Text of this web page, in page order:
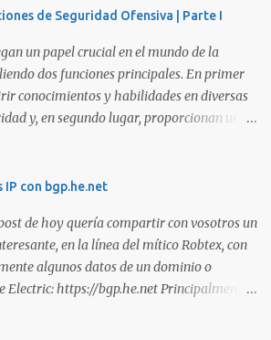
de Seguridad Ofensiva | Parte I
un papel crucial en el mundo de la
dos funciones principales. En primer
conocimientos y habilidades en diversas
y, en segundo lugar, proporcionan una
hoy en día, elegir la adecuada puede
como opciones sólidas para
en el área de la seguridad
totalmente prácticas y su examen simula
que se deben comprometer diversos activos,
con bgp.he.net
de hoy quería compartir con vosotros un
en la línea del mítico Robtex, con
algunos datos de un dominio o
Electric: https://bgp.he.net Principalmente